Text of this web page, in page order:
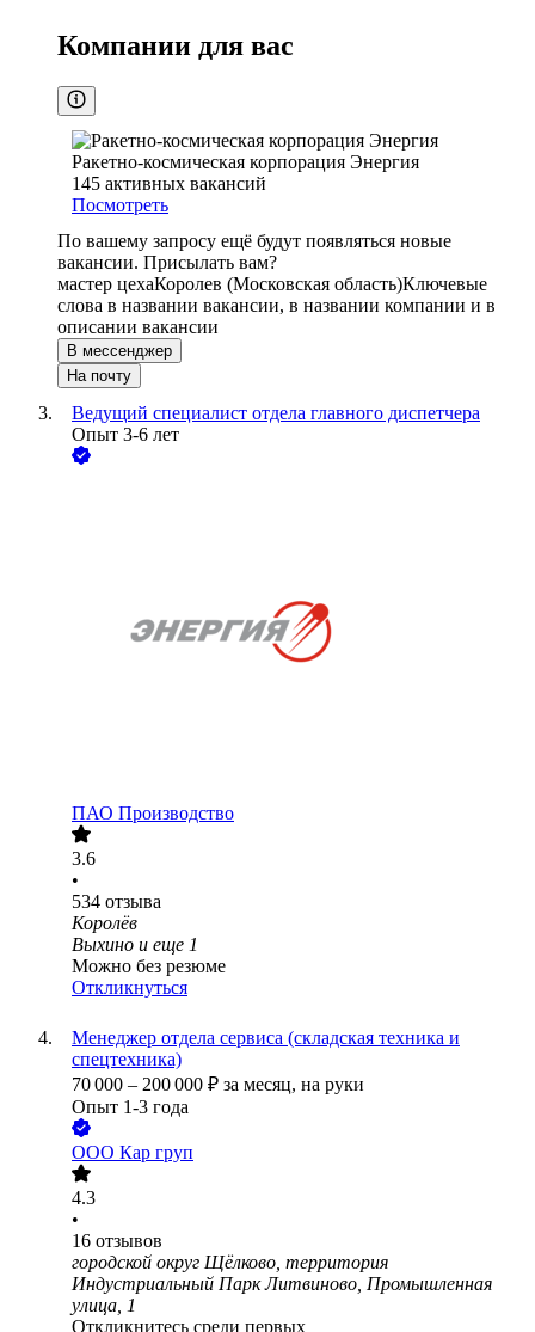
Компании для вас
Ракетно-космическая корпорация Энергия
145 активных вакансий
Посмотреть
По вашему запросу ещё будут появляться новые
вакансии. Присылать вам?
мастер цехаКоролев (Московская область)Ключевые
слова в названии вакансии, в названии компании и в
описании вакансии
В мессенджер
На почту
Ведущий специалист отдела главного диспетчера
Опыт 3-6 лет
ПАО Производство
3.6
•
534 отзыва
Королёв
Выхино и еще 1
Можно без резюме
Откликнуться
Менеджер отдела сервиса (складская техника и
спецтехника)
70 000 – 200 000 ₽ за месяц, на руки
Опыт 1-3 года
ООО Кар груп
4.3
•
16 отзывов
городской округ Щёлково, территория
Индустриальный Парк Литвиново, Промышленная
улица, 1
Откликнитесь среди первых